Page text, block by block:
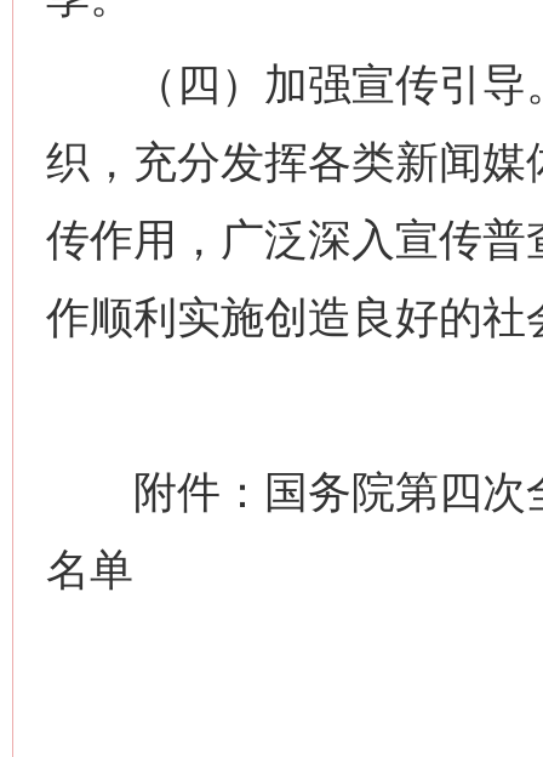
（四）加强宣传引导
织，充分发挥各类新闻
传作用，广泛深入宣传
作顺利实施创造良好的社
附件：国务院第四次
名单